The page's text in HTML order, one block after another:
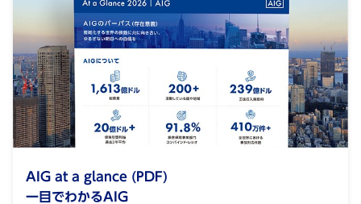
AIG at a glance (PDF)
一目でわかるAIG